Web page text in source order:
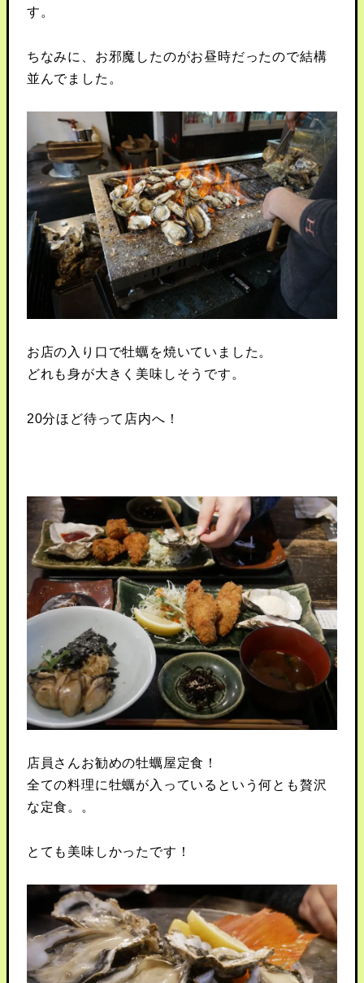
す。
ちなみに、お邪魔したのがお昼時だったので結構
並んでました。
お店の入り口で牡蠣を焼いていました。
どれも身が大きく美味しそうです。
20分ほど待って店内へ！
店員さんお勧めの牡蠣屋定食！
全ての料理に牡蠣が入っているという何とも贅沢
な定食。。
とても美味しかったです！